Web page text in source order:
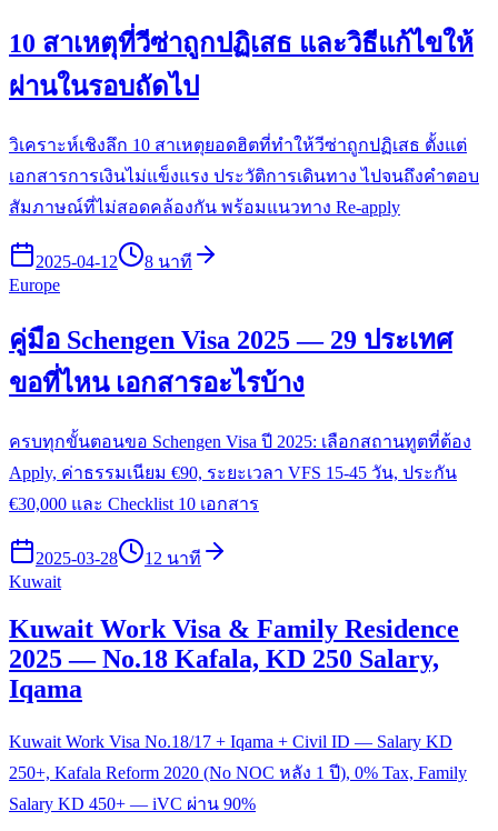
10 สาเหตุที่วีซ่าถูกปฏิเสธ และวิธีแก้ไขให้
ผ่านในรอบถัดไป
วิเคราะห์เชิงลึก 10 สาเหตุยอดฮิตที่ทำให้วีซ่าถูกปฏิเสธ ตั้งแต่
เอกสารการเงินไม่แข็งแรง ประวัติการเดินทาง ไปจนถึงคำตอบ
สัมภาษณ์ที่ไม่สอดคล้องกัน พร้อมแนวทาง Re-apply
2025-04-12
8 นาที
Europe
คู่มือ Schengen Visa 2025 — 29 ประเทศ
ขอที่ไหน เอกสารอะไรบ้าง
ครบทุกขั้นตอนขอ Schengen Visa ปี 2025: เลือกสถานทูตที่ต้อง
Apply, ค่าธรรมเนียม €90, ระยะเวลา VFS 15-45 วัน, ประกัน
€30,000 และ Checklist 10 เอกสาร
2025-03-28
12 นาที
Kuwait
Kuwait Work Visa & Family Residence
2025 — No.18 Kafala, KD 250 Salary,
Iqama
Kuwait Work Visa No.18/17 + Iqama + Civil ID — Salary KD
250+, Kafala Reform 2020 (No NOC หลัง 1 ปี), 0% Tax, Family
Salary KD 450+ — iVC ผ่าน 90%